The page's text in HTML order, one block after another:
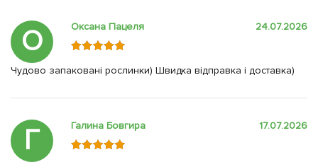
О Оксана Пацеля 24.07.2026
Чудово запаковані рослинки) Швидка відправка і доставка)
Г Галина Бовгира 17.07.2026